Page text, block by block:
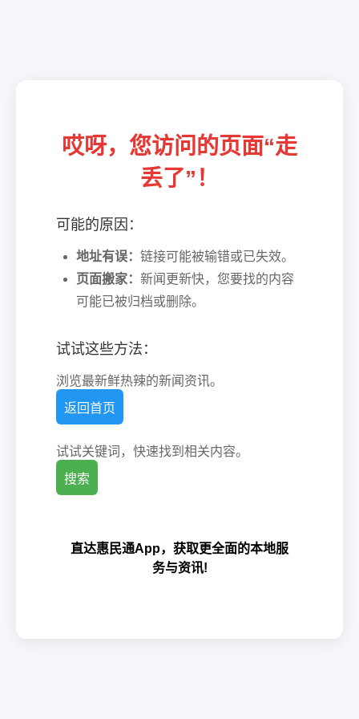
哎呀，您访问的页面“走
丢了”！
可能的原因：
地址有误： 链接可能被输错或已失效。
页面搬家： 新闻更新快，您要找的内容
可能已被归档或删除。
试试这些方法：
浏览最新鲜热辣的新闻资讯。
返回首页
试试关键词，快速找到相关内容。
搜索
直达惠民通App，获取更全面的本地服
务与资讯!